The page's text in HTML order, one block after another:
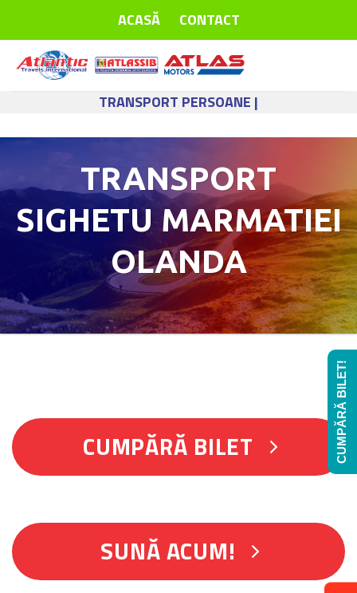
ACASĂ CONTACT
TRANSPORT PERSOANE |
TRANSPORT
SIGHETU MARMATIEI
OLANDA
CUMPĂRĂ BILET
SUNĂ ACUM!
CUMPĂRĂ BILET!